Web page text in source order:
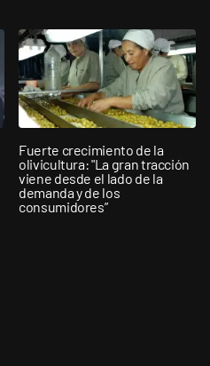
Fuerte crecimiento de la
olivicultura: "La gran tracción
viene desde el lado de la
demanda y de los
consumidores”